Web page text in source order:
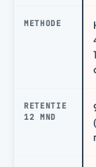
METHODE
RETENTIE
12 MND